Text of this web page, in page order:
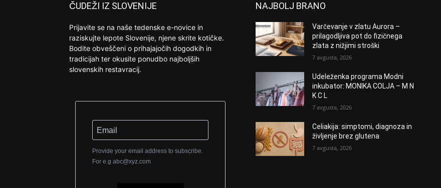
ČUDEŽI IZ SLOVENIJE
Prijavite se na naše tedenske e-novice in
raziskujte lepote Slovenije, njene skrite kotičke.
Bodite obveščeni o prihajajočih dogodkih in
tradicijah ter okusite ponudbo najboljših
slovenskih restavracij.
Provide your email address to subscribe.
For e.g abc@xyz.com
NAJBOLJ BRANO
Varčevanje v zlatu Aurora –
prilagodljiva pot do fizičnega
zlata z nižjimi stroški
7 avgusta, 2026
Udeleženka programa Modni
inkubator: MONIKA COLJA – M N
K C L
7 avgusta, 2026
Celiakija: simptomi, diagnoza in
življenje brez glutena
7 avgusta, 2026